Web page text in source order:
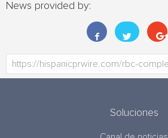
News provided by:
Soluciones